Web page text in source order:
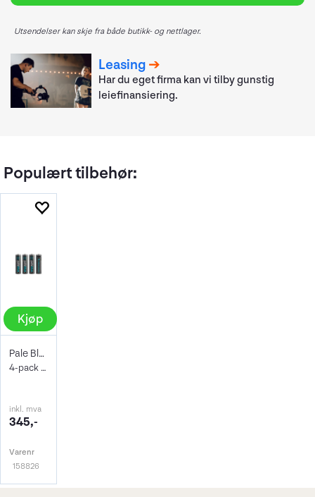
Utsendelser kan skje fra både butikk- og nettlager.
Leasing
Har du eget firma kan vi tilby gunstig
leiefinansiering.
Populært tilbehør:
Kjøp
Pale Blue Oppladbare Li-Ion AA Batterier
4-pack oppladbare AA. m/ USB-C ladekabel
inkl. mva
345,-
Varenr
158826